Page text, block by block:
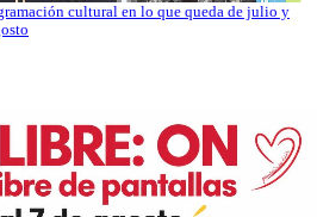
cultural en lo que queda de julio y